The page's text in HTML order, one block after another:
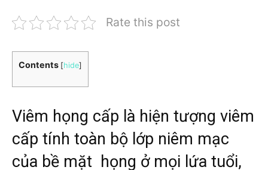
Rate this post
Contents [hide]
Viêm họng cấp là hiện tượng viêm
cấp tính toàn bộ lớp niêm mạc
của bề mặt họng ở mọi lứa tuổi,